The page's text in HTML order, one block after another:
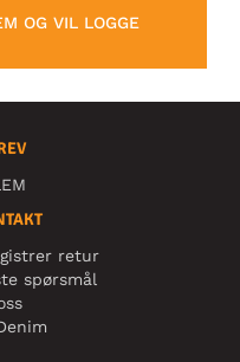
OG VIL LOGGE
retur
spørsmål